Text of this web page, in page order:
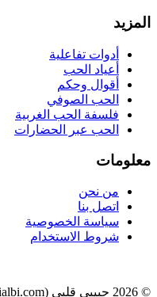
المزيد
أدوات تفاعلية
أعياد الحب
أقوال وحكم
الحب الصوفي
فلسفة الحب الغربية
الحب عبر الحضارات
معلومات
من نحن
اتصل بنا
سياسة الخصوصية
شروط الاستخدام
©
2026 حبيبي قلبي (habibialbi.com). جميع الحقوق محفوظة.